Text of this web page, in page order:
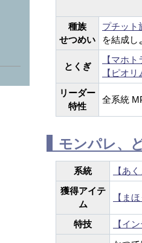
種族
せつめい
プチット
を結成し
とくぎ
【マホト
【ピオリ
リーダー
特性
全系統
モンパレ、
系統 【あ
獲得アイテ
ム
【ま
特技 【イン